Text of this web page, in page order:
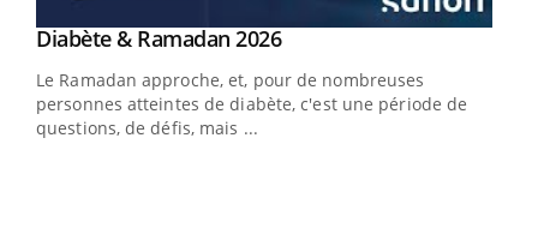
Youtube
Diabète & Ramadan 2026Youtube
Le Ramadan approche, et, pour de nombreuses
personnes atteintes de diabète, c'est une période de
questions, de défis, mais ...